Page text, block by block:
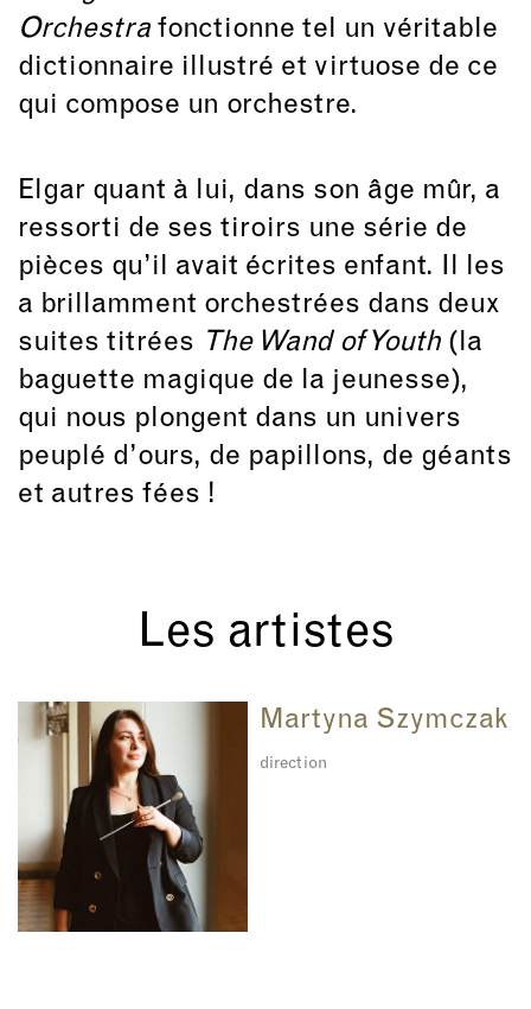
Orchestra fonctionne tel un véritable
dictionnaire illustré et virtuose de ce
qui compose un orchestre.
Elgar quant à lui, dans son âge mûr, a
ressorti de ses tiroirs une série de
pièces qu’il avait écrites enfant. Il les
a brillamment orchestrées dans deux
suites titrées The Wand of Youth (la
baguette magique de la jeunesse),
qui nous plongent dans un univers
peuplé d’ours, de papillons, de géants
et autres fées !
Les artistes
Martyna Szymczak
direction